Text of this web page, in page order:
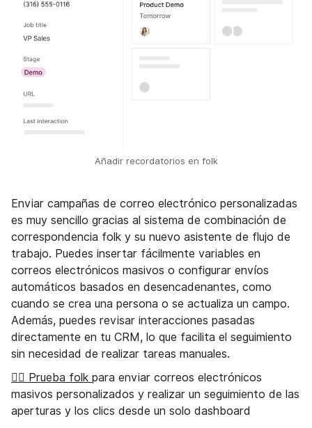
Añadir recordatorios en folk
Enviar campañas de correo electrónico personalizadas
es muy sencillo gracias al sistema de combinación de
correspondencia folk y su nuevo asistente de flujo de
trabajo. Puedes insertar fácilmente variables en
correos electrónicos masivos o configurar envíos
automáticos basados en desencadenantes, como
cuando se crea una persona o se actualiza un campo.
Además, puedes revisar interacciones pasadas
directamente en tu CRM, lo que facilita el seguimiento
sin necesidad de realizar tareas manuales.
👉🏼 Prueba folk para enviar correos electrónicos
masivos personalizados y realizar un seguimiento de las
aperturas y los clics desde un solo dashboard